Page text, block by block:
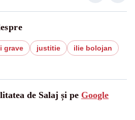
grave justitie
ilie bolojan
de Salaj și pe Google